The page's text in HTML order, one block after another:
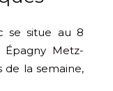
se situe au 8
Metz-
de la semaine,